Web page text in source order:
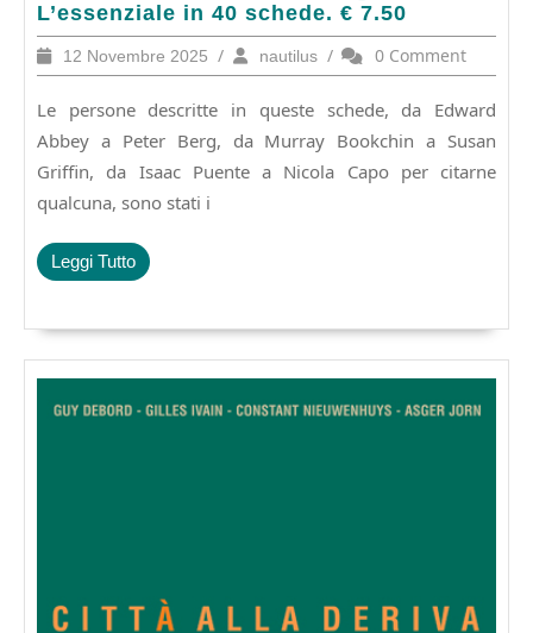
L’essenziale in 40 schede. € 7.50
e
attivisti
dell’ecologismo.
in
40
schede.
€
7.50
12 Novembre 2025 12
Novembre
2025
/ nautilusnautilus
/ 0 Comment
Le persone descritte in queste schede, da Edward
Abbey a Peter Berg, da Murray Bookchin a Susan
Griffin, da Isaac Puente a Nicola Capo per citarne
qualcuna, sono stati i
Leggi TuttoLeggi
Tutto